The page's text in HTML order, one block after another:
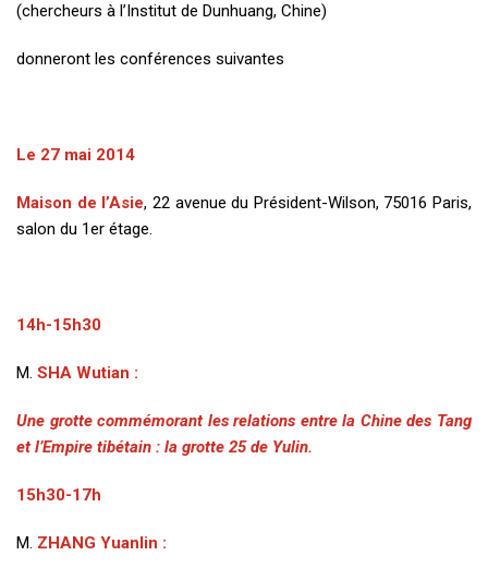
(chercheurs à l’Institut de Dunhuang, Chine)
donneront les conférences suivantes
Le 27 mai 2014
Maison de l’Asie, 22 avenue du Président-Wilson, 75016 Paris,
salon du 1er étage.
14h-15h30
M. SHA Wutian :
Une grotte commémorant les relations entre la Chine des Tang
et l’Empire tibétain : la grotte 25 de Yulin.
15h30-17h
M. ZHANG Yuanlin :